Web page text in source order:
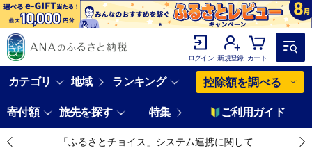
ログイン 新規登録 カート
カテゴリ 地域 ランキング 控除額を調べる
寄付額 旅先を探す 特集 ご利用ガイド
「ふるさとチョイス」システム連携に関して